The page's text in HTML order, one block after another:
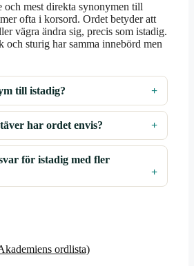
och mest direkta synonymen till
ofta i korsord. Ordet betyder att
vägra ändra sig, precis som istadig.
och sturig har samma innebörd men
till istadig?
har ordet envis?
för istadig med fler
ordlista)